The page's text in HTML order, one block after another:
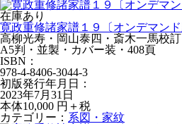
在庫あり
寛政重修諸家譜１９〔オンデマンド
高柳光寿・岡山泰四・斎木一馬校訂
A5判・並製・カバー装・408頁
ISBN：
978-4-8406-3044-3
初版発行年月日：
2023年7月31日
本体10,000 円＋税
カテゴリー： 系図・家紋